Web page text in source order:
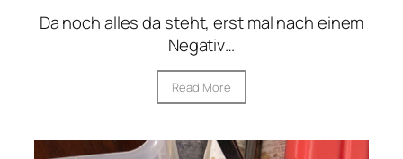
Da noch alles da steht, erst mal nach einem
Negativ…
Read More